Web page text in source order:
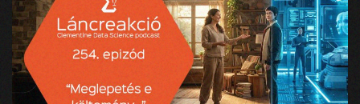
119 - Virtuális valótlanság?
118 - Krézi hírek, avagy rácsodálkozunk a világra
117 - Kell-e gyorstalpalt szakértőnek a lineáris regresszió?